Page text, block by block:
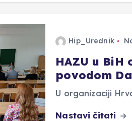
Hip_Urednik
HAZU u
povodom
U organizaciji
Nastavi čitati